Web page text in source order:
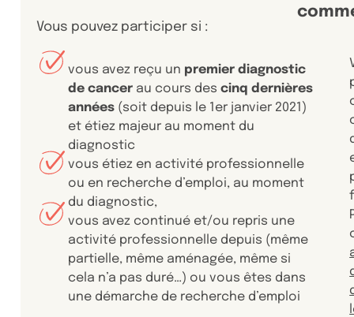
Vous pouvez participer si :
vous avez reçu un premier diagnostic
de cancerau cours des cinq dernières
années(soit depuis le 1er janvier 2021)
et étiez majeur au moment du
diagnostic
vous étiez en activité professionnelle
ou en recherche d’emploi, au moment
du diagnostic,
vous avez continué et/ou repris une
activité professionnelle depuis (même
partielle, même aménagée, même si
cela n’a pas duré…) ou vous êtes dans
une démarche de recherche d’emploi